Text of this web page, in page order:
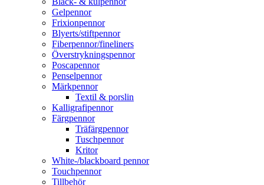
Gelpennor
Frixionpennor
Blyerts/stiftpennor
Fiberpennor/fineliners
Överstrykningspennor
Poscapennor
Penselpennor
Märkpennor
Textil & porslin
Kalligrafipennor
Färgpennor
Träfärgpennor
Tuschpennor
Kritor
White-/blackboard pennor
Touchpennor
Tillbehör